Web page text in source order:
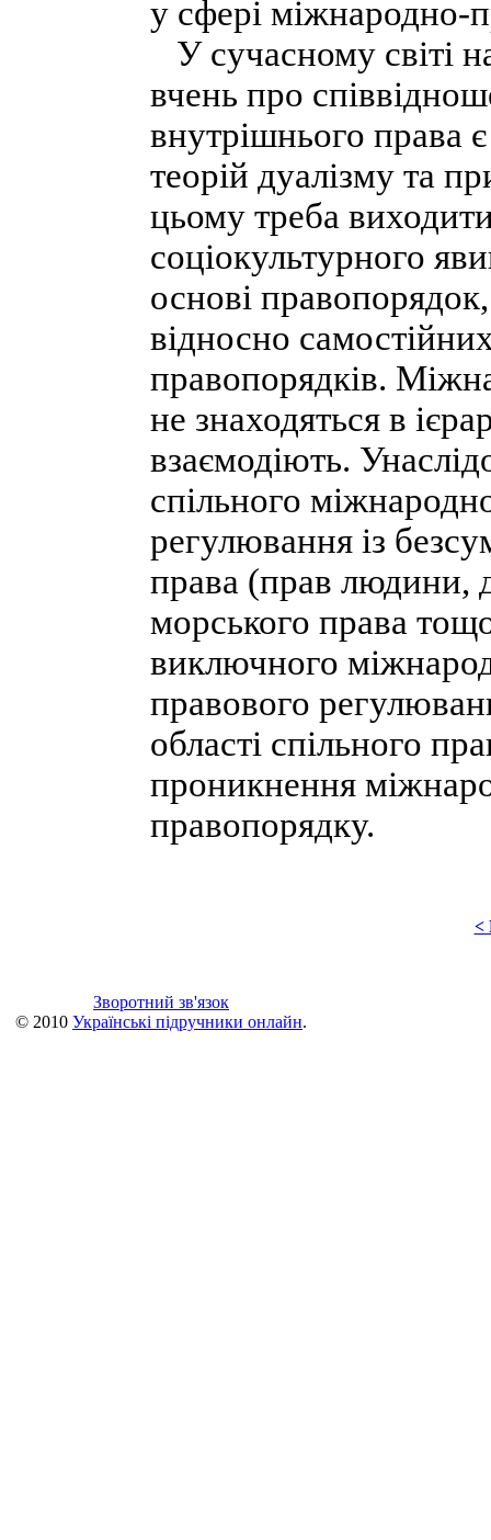
у сфері міжнародно-
У сучасному світі
вчень про
внутрішнього права
теорій дуалізму та
цьому треба
соціокультурного
основі
відносно
правопорядків.
не знаходяться в
взаємодіють.
спільного
регулювання із
права (прав людини,
морського права
виключного
правового
області спільного
проникнення
правопорядку.
<
Зворотний зв'язок
© 2010 Українські підручники онлайн.